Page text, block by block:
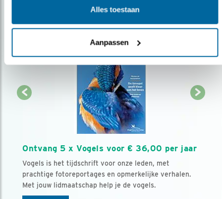
Alles toestaan
Aanpassen
Ontvang 5 x Vogels voor € 36,00 per jaar
Vogels is het tijdschrift voor onze leden, met
prachtige fotoreportages en opmerkelijke verhalen.
Met jouw lidmaatschap help je de vogels.